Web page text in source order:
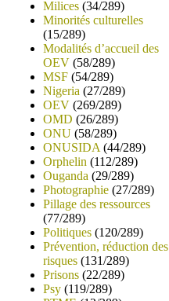
Milices (34/289)
Minorités culturelles
(15/289)
Modalités d’accueil des
OEV (58/289)
MSF (54/289)
Nigeria (27/289)
OEV (269/289)
OMD (26/289)
ONU (58/289)
ONUSIDA (44/289)
Orphelin (112/289)
Ouganda (29/289)
Photographie (27/289)
Pillage des ressources
(77/289)
Politiques (120/289)
Prévention, réduction des
risques (131/289)
Prisons (22/289)
Psy (119/289)